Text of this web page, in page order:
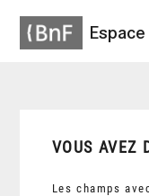
VOUS AVEZ
Les champs